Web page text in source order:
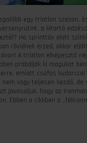
egy triatlon szezon,
a kitartó
Ha sprinttáv alatt
rövidnek érzed, akkor
A triatlon elképesztő
próbálják ki magukat
emiatt csúfos kudarccal
nem vagy teljesen kezdő,
javasoljuk, hogy az
Ebben a cikkben a